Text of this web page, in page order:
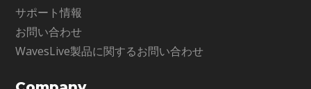
サポート情報
お問い合わせ
WavesLive製品に関するお問い合わせ